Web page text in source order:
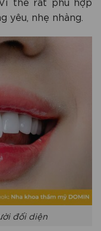
yêu, nhẹ nhàng.
đối diện